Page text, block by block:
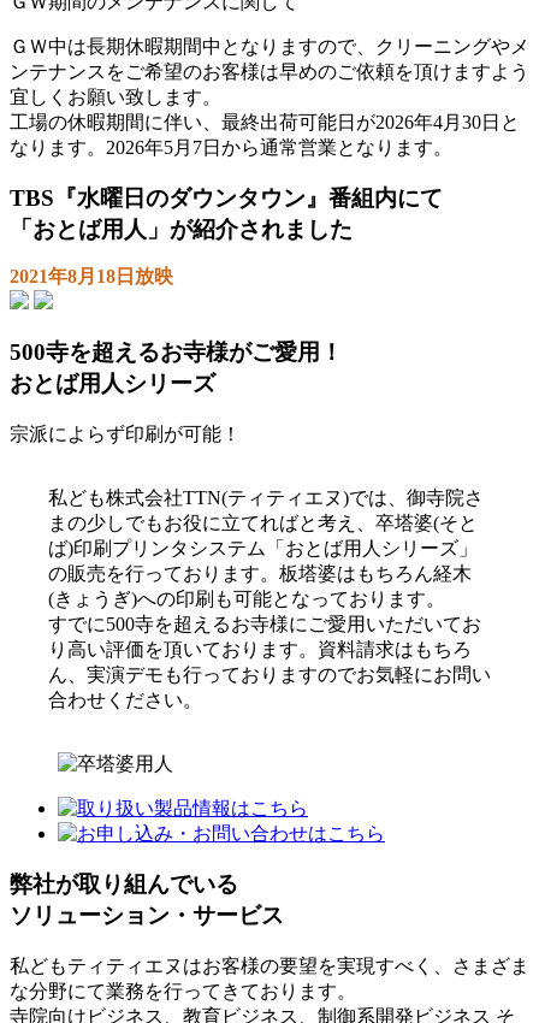
ＧＷ中は長期休暇期間中となりますので、クリーニングやメ
ンテナンスをご希望のお客様は早めのご依頼を頂けますよう
宜しくお願い致します。
工場の休暇期間に伴い、最終出荷可能日が2026年4月30日と
なります。2026年5月7日から通常営業となります。
TBS『水曜日のダウンタウン』番組内にて
「おとば用人」が紹介されました
2021年8月18日放映
500寺を超えるお寺様がご愛用！
おとば用人シリーズ
宗派によらず印刷が可能！
私ども株式会社TTN(ティティエヌ)では、御寺院さ
まの少しでもお役に立てればと考え、卒塔婆(そと
ば)印刷プリンタシステム「おとば用人シリーズ」
の販売を行っております。板塔婆はもちろん経木
(きょうぎ)への印刷も可能となっております。
すでに500寺を超えるお寺様にご愛用いただいてお
り高い評価を頂いております。資料請求はもちろ
ん、実演デモも行っておりますのでお気軽にお問い
合わせください。
弊社が取り組んでいる
ソリューション・サービス
私どもティティエヌはお客様の要望を実現すべく、さまざま
な分野にて業務を行ってきております。
寺院向けビジネス、教育ビジネス、制御系開発ビジネス そ